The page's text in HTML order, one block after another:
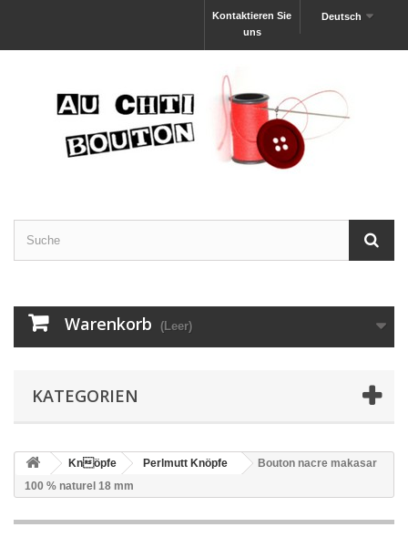
Deutsch
Kontaktieren Sie
uns
Warenkorb (Leer)
KATEGORIEN
Knöpfe Perlmutt Knöpfe
Bouton nacre makasar
100 % naturel 18 mm